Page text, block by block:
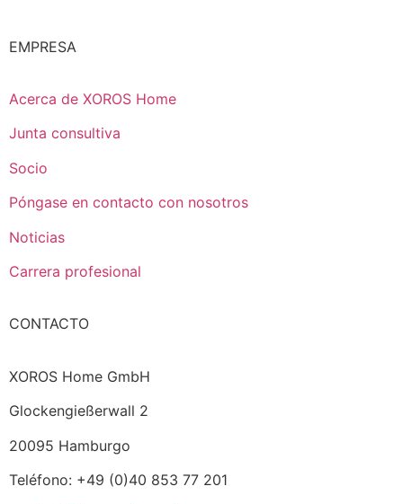
EMPRESA
Acerca de XOROS Home
Junta consultiva
Socio
Póngase en contacto con nosotros
Noticias
Carrera profesional
CONTACTO
XOROS Home GmbH
Glockengießerwall 2
20095 Hamburgo
Teléfono: +49 (0)40 853 77 201